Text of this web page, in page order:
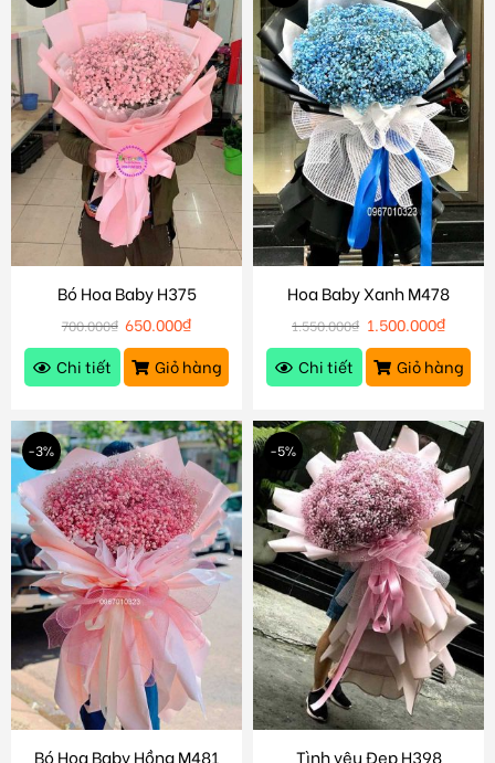
Bó Hoa Baby H375
700.000₫ 650.000₫
Chi tiết
Giỏ hàng
Hoa Baby Xanh M478
1.550.000₫ 1.500.000₫
Chi tiết
Giỏ hàng
-3%
Bó Hoa Baby Hồng M481
-5%
Tình yêu Đẹp H398